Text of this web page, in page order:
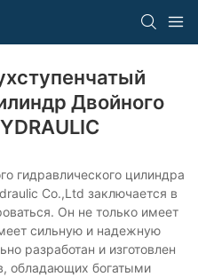
Двойного
гидравлического цилиндра
Co.,Ltd заключается в
Он не только имеет
сильную и надежную
разработан и изготовлен
обладающих богатыми